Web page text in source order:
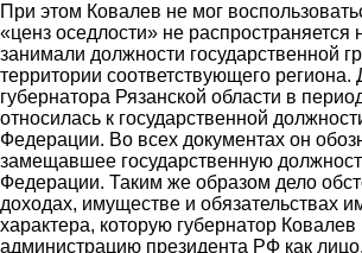
При этом Ковалев не мог
«ценз оседлости» не распространяется
занимали должности государственной
территории соответствующего региона.
губернатора Рязанской области в
относилась к государственной
Федерации. Во всех документах он
замещавшее государственную
Федерации. Таким же образом дело
доходах, имуществе и обязательствах
характера, которую губернатор
администрацию президента РФ как